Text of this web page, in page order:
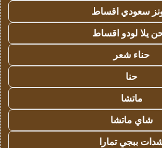
سعودي اقساط
يلا لودو اقساط
حناء شعر
حنا
ماتشا
شاي ماتشا
ببجي تمارا